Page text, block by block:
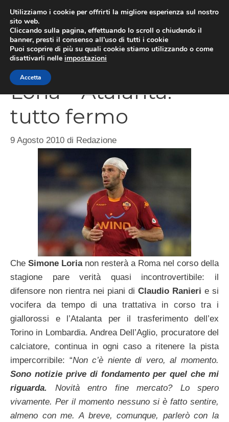
contenuto
Loria – Atalanta:
tutto fermo
9 Agosto 2010 di Redazione
Che Simone Lorianon resterà a Roma nel corso della
stagione pare verità quasi incontrovertibile: il
difensore non rientra nei piani di Claudio Ranieri e si
vocifera da tempo di una trattativa in corso tra i
giallorossi e l’Atalanta per il trasferimento dell’ex
Torino in Lombardia. Andrea Dell’Aglio, procuratore del
calciatore, continua in ogni caso a ritenere la pista
impercorribile: “Non c’è niente di vero, al momento.
Sono notizie prive di fondamento per quel che mi
riguarda. Novità entro fine mercato? Lo spero
vivamente. Per il momento nessuno si è fatto sentire,
almeno con me. A breve, comunque, parlerò con la
Utilizziamo i cookie per offrirti la migliore esperienza sul nostro
sito web.
Cliccando sulla pagina, effettuando lo scroll o chiudendo il
banner, presti il consenso all’uso di tutti i cookie
Puoi scoprire di più su quali cookie stiamo utilizzando o come
disattivarli nelle impostazioni
Accetta